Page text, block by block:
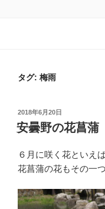
タグ: 梅雨
投
稿
日:
2018年6月20日
安曇野の花菖蒲
６月に咲く花といえ
花菖蒲の花もその一つ